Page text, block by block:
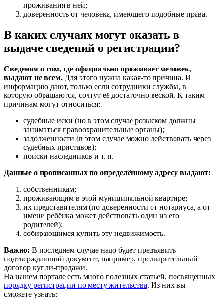
проживания в ней;
доверенность от человека, имеющего подобные права.
В каких случаях могут оказать в
выдаче сведений о регистрации?
Сведения о том, где официально проживает человек,
выдают не всем. Для этого нужна какая-то причина. И
информацию дают, только если сотрудники службы, в
которую обращаются, сочтут её достаточно веской. К таким
причинам могут относиться:
судебные иски (но в этом случае розыском должны
заниматься правоохранительные органы);
задолженности (в этом случае можно действовать через
судебных приставов);
поиски наследников и т. п.
Данные о прописанных по определённому адресу выдают:
собственникам;
проживающим в этой муниципальной квартире;
их представителям (по доверенности от нотариуса, а от
имени ребёнка может действовать один из его
родителей);
собирающимся купить эту недвижимость.
Важно: В последнем случае надо будет предъявить
подтверждающий документ, например, предварительный
договор купли-продажи.
На нашем портале есть много полезных статьей, посвященных
порядку регистрации по месту жительства. Из них вы
сможете узнать: